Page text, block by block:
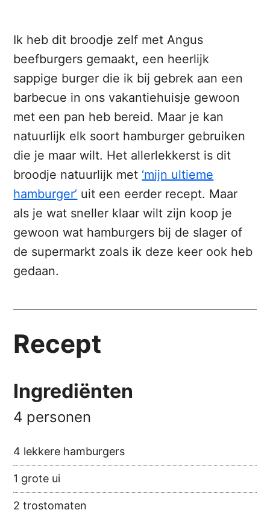
Ik heb dit broodje zelf met Angus
beefburgers gemaakt, een heerlijk
sappige burger die ik bij gebrek aan een
barbecue in ons vakantiehuisje gewoon
met een pan heb bereid. Maar je kan
natuurlijk elk soort hamburger gebruiken
die je maar wilt. Het allerlekkerst is dit
broodje natuurlijk met ‘mijn ultieme
hamburger’ uit een eerder recept. Maar
als je wat sneller klaar wilt zijn koop je
gewoon wat hamburgers bij de slager of
de supermarkt zoals ik deze keer ook heb
gedaan.
Recept
Ingrediënten
4 personen
4 lekkere hamburgers
1 grote ui
2 trostomaten